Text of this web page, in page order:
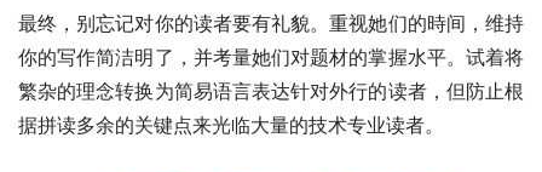
最终，别忘记对你的读者要有礼貌。重视她们的時间，维持
你的写作简洁明了，并考量她们对题材的掌握水平。试着将
繁杂的理念转换为简易语言表达针对外行的读者，但防止根
据拼读多余的关键点来光临大量的技术专业读者。